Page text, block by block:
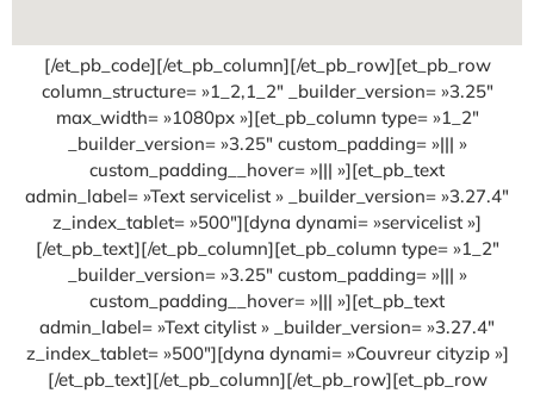
[/et_pb_code][/et_pb_column][/et_pb_row][et_pb_row
column_structure= »1_2,1_2″ _builder_version= »3.25″
max_width= »1080px »][et_pb_column type= »1_2″
_builder_version= »3.25″ custom_padding= »||| »
custom_padding__hover= »||| »][et_pb_text
admin_label= »Text servicelist » _builder_version= »3.27.4″
z_index_tablet= »500″][dyna dynami= »servicelist »]
[/et_pb_text][/et_pb_column][et_pb_column type= »1_2″
_builder_version= »3.25″ custom_padding= »||| »
custom_padding__hover= »||| »][et_pb_text
admin_label= »Text citylist » _builder_version= »3.27.4″
z_index_tablet= »500″][dyna dynami= »Couvreur cityzip »]
[/et_pb_text][/et_pb_column][/et_pb_row][et_pb_row